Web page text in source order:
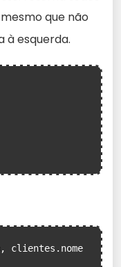
que não
à esquerda.
clientes.nome